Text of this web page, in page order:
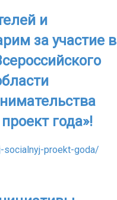
и
за участие в
года»!
socialnyj-proekt-goda/